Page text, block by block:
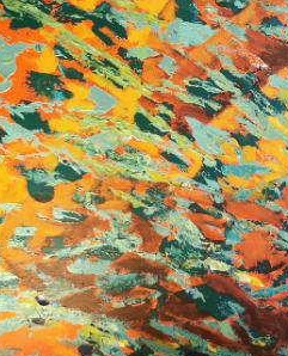
to search or ESC to close